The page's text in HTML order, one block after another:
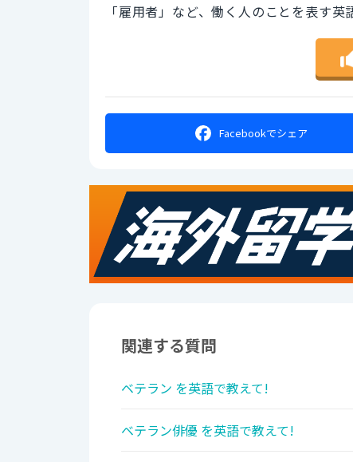
「雇用者」など、働く人のことを表す英
Facebookでシェア
関連する質問
ベテラン を英語で教えて!
ベテラン俳優 を英語で教えて!